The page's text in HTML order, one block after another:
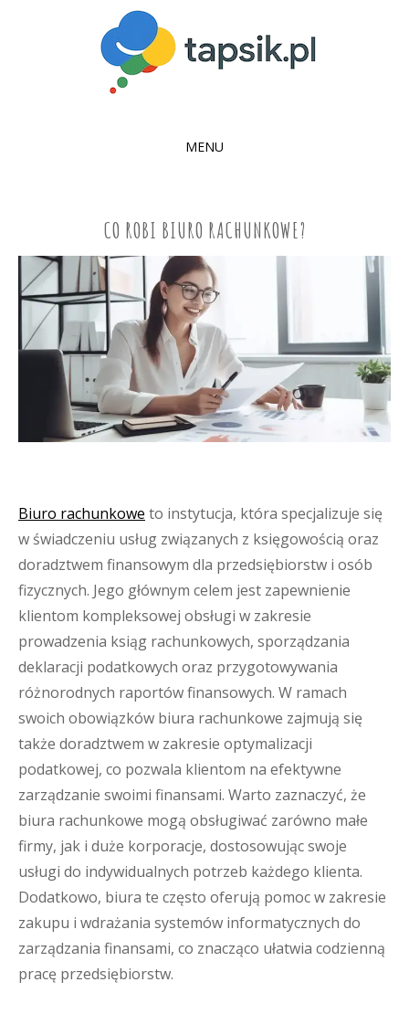
MENU
CO ROBI BIURO RACHUNKOWE?
Biuro rachunkowe to instytucja, która specjalizuje się
w świadczeniu usług związanych z księgowością oraz
doradztwem finansowym dla przedsiębiorstw i osób
fizycznych. Jego głównym celem jest zapewnienie
klientom kompleksowej obsługi w zakresie
prowadzenia ksiąg rachunkowych, sporządzania
deklaracji podatkowych oraz przygotowywania
różnorodnych raportów finansowych. W ramach
swoich obowiązków biura rachunkowe zajmują się
także doradztwem w zakresie optymalizacji
podatkowej, co pozwala klientom na efektywne
zarządzanie swoimi finansami. Warto zaznaczyć, że
biura rachunkowe mogą obsługiwać zarówno małe
firmy, jak i duże korporacje, dostosowując swoje
usługi do indywidualnych potrzeb każdego klienta.
Dodatkowo, biura te często oferują pomoc w zakresie
zakupu i wdrażania systemów informatycznych do
zarządzania finansami, co znacząco ułatwia codzienną
pracę przedsiębiorstw.